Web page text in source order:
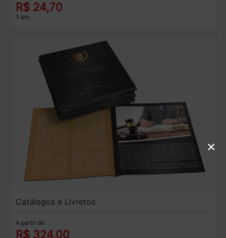
R$ 24,70
1 un.
Catálogos e Livretos
A partir de:
R$ 324,00
×